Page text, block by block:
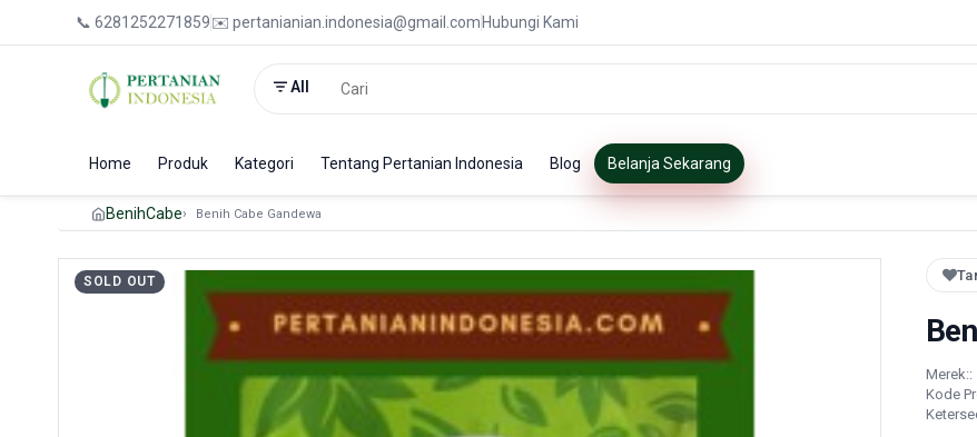
📞 6281252271859✉️ pertanianian.indonesia@gmail.com Hubungi Kami
All
Home Produk Kategori Tentang Pertanian Indonesia Blog Belanja Sekarang
BenihCabe Benih Cabe Gandewa
SOLD OUT
Merek::
Kode